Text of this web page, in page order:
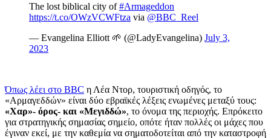
The lost biblical city of#Armageddon
https://t.co/OWzVCWFtza via @BBC_Reel
— Evangelina Elliott 🌱 (@LadyEvangelina) July 3,
2023
Όπως λέει στο BBC η Λέα Ντορ, τουριστική οδηγός, το
«Αρμαγεδδών» είναι δύο εβραϊκές λέξεις ενωμένες μεταξύ τους:
«Χαρ»- όρος- και «Μεγιδδώ», το όνομα της περιοχής. Επρόκειτο
για στρατηγικής σημασίας σημείο, οπότε ήταν πολλές οι μάχες που
έγιναν εκεί, με την καθεμία να σηματοδοτείται από την καταστροφή